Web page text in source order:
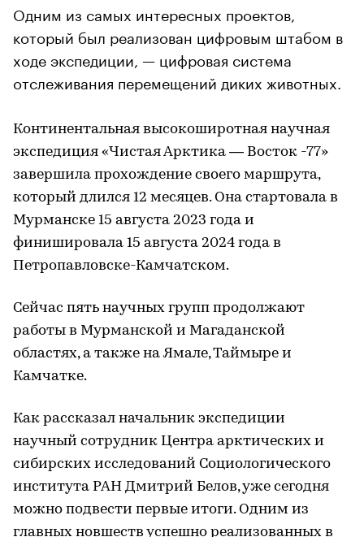
Одним из самых интересных проектов,
который был реализован цифровым штабом в
ходе экспедиции, — цифровая система
отслеживания перемещений диких животных.
Континентальная высокоширотная научная
экспедиция «Чистая Арктика — Восток -77»
завершила прохождение своего маршрута,
который длился 12 месяцев. Она стартовала в
Мурманске 15 августа 2023 года и
финишировала 15 августа 2024 года в
Петропавловске-Камчатском.
Сейчас пять научных групп продолжают
работы в Мурманской и Магаданской
областях, а также на Ямале, Таймыре и
Камчатке.
Как рассказал начальник экспедиции
научный сотрудник Центра арктических и
сибирских исследований Социологического
института РАН Дмитрий Белов, уже сегодня
можно подвести первые итоги. Одним из
главных новшеств успешно реализованных в